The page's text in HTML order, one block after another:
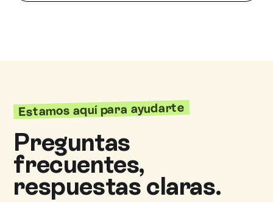
Estamos aquí para ayudarte
Preguntas
frecuentes,
respuestas claras.